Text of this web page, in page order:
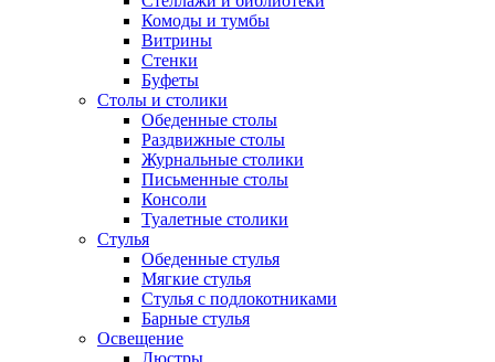
Комоды и тумбы
Витрины
Стенки
Буфеты
Столы и столики
Обеденные столы
Раздвижные столы
Журнальные столики
Письменные столы
Консоли
Туалетные столики
Стулья
Обеденные стулья
Мягкие стулья
Стулья с подлокотниками
Барные стулья
Освещение